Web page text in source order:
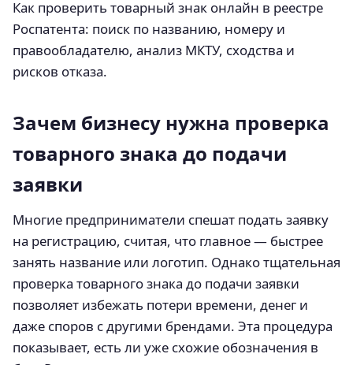
Как проверить товарный знак онлайн в реестре
Роспатента: поиск по названию, номеру и
правообладателю, анализ МКТУ, сходства и
рисков отказа.
Зачем бизнесу нужна проверка
товарного знака до подачи
заявки
Многие предприниматели спешат подать заявку
на регистрацию, считая, что главное — быстрее
занять название или логотип. Однако тщательная
проверка товарного знака до подачи заявки
позволяет избежать потери времени, денег и
даже споров с другими брендами. Эта процедура
показывает, есть ли уже схожие обозначения в